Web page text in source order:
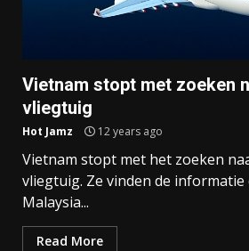
Vietnam stopt met zoeken
vliegtuig
Hot Jamz 12 years ago
Vietnam stopt met het zoeken
vliegtuig. Ze vinden de informatie
Malaysia...
Read More